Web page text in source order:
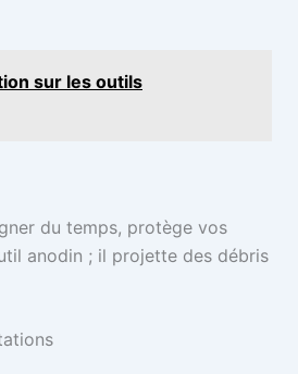
sur les outils
du temps, protège vos
anodin ; il projette des débris